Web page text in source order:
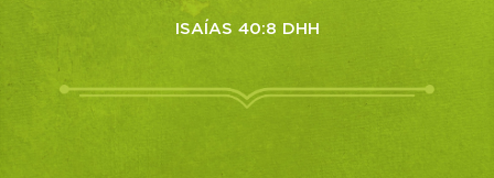
ISAÍAS 40:8 DHH